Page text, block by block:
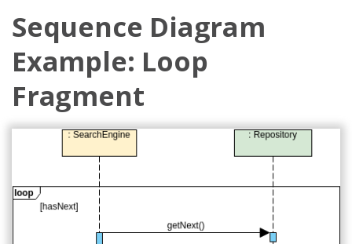
Sequence Diagram
Example: Loop
Fragment